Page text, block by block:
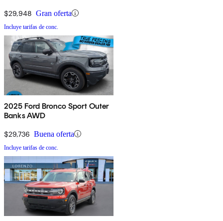
$29,948 Gran oferta
Incluye tarifas de conc.
2025 Ford Bronco Sport Outer
Banks AWD
$29,736 Buena oferta
Incluye tarifas de conc.